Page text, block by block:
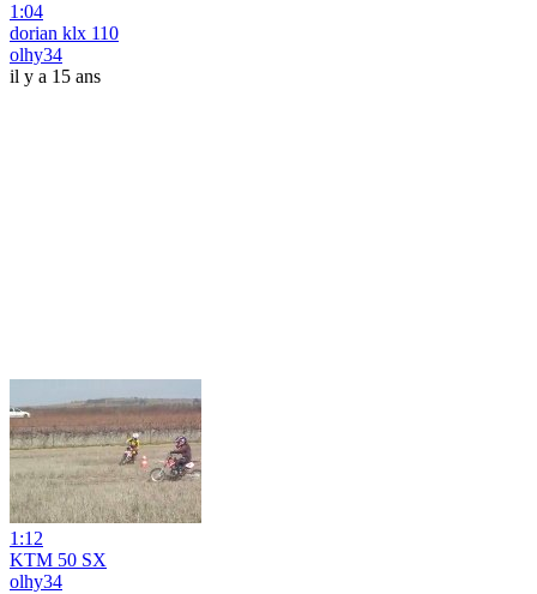
1:04
dorian klx 110
olhy34
il y a 15 ans
1:12
KTM 50 SX
olhy34